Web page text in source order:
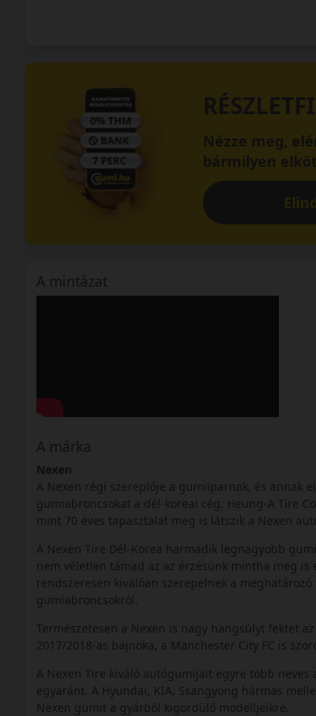
Nézze meg,
bármilyen
A mintázat
A márka
Nexen
A Nexen régi szereplője a gumiiparnak, és annak
gumiabroncsokat a dél-koreai cég. Heung-A Tire
mint 70 éves tapasztalat meg is látszik a Nexen
A Nexen Tire Dél-Korea harmadik legnagyobb
nem véletlen támad az az érzésünk mintha meg
rendszeresen kiválóan szerepelnek a
gumiabroncsokról.
Természetesen a Nexen is nagy hangsúlyt fektet
2017/2018-as bajnoka, a Manchester City FC is
A Nexen Tire kiváló autógumijait egyre több neves
egyaránt. A Hyundai, KIA, Ssangyong hármas
Nexen gumit a gyárból kigördülő modelljeikre.